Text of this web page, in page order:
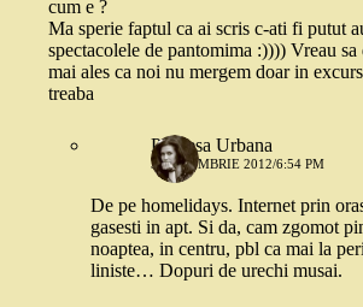
cum e ?
Ma sperie faptul ca ai scris c-ati fi putut
spectacolele de pantomima :)))) Vreau sa
mai ales ca noi nu mergem doar in
treaba
Printesa Urbana
3 OCTOMBRIE 2012/6:54 PM
De pe homelidays. Internet prin
gasesti in apt. Si da, cam zgomot
noaptea, in centru, pbl ca mai la
liniste… Dopuri de urechi musai.